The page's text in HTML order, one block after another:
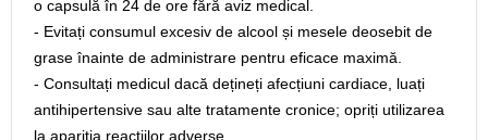
o capsulă în 24 de ore fără aviz medical.
- Evitați consumul excesiv de alcool și mesele deosebit de
grase înainte de administrare pentru eficace maximă.
- Consultați medicul dacă dețineți afecțiuni cardiace, luați
antihipertensive sau alte tratamente cronice; opriți utilizarea
la apariția reacțiilor adverse.